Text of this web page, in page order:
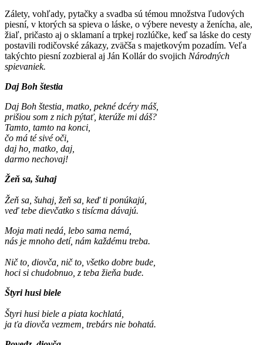
Zálety, vohľady, pytačky a svadba sú témou množstva ľudových
piesní, v ktorých sa spieva o láske, o výbere nevesty a ženícha, ale,
žiaľ, pričasto aj o sklamaní a trpkej rozlúčke, keď sa láske do cesty
postavili rodičovské zákazy, zväčša s majetkovým pozadím. Veľa
takýchto piesní zozbieral aj Ján Kollár do svojich Národných
spievaniek.
Daj Boh štestia
Daj Boh štestia, matko, pekné dcéry máš,
prišiou som z nich pýtať, kterúže mi dáš?
Tamto, tamto na konci,
čo má té sivé oči,
daj ho, matko, daj,
darmo nechovaj!
Žeň sa, šuhaj
Žeň sa, šuhaj, žeň sa, keď ti ponúkajú,
veď tebe dievčatko s tisícma dávajú.
Moja mati nedá, lebo sama nemá,
nás je mnoho detí, nám každému treba.
Nič to, diovča, nič to, všetko dobre bude,
hoci si chudobnuo, z teba žieňa bude.
Štyri husi biele
Štyri husi biele a piata kochlatá,
ja ťa diovča vezmem, trebárs nie bohatá.